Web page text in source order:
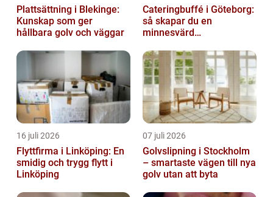
Plattsättning i Blekinge:
Kunskap som ger
hållbara golv och väggar
Cateringbuffé i Göteborg:
så skapar du en
minnesvärd
16 juli 2026
Flyttfirma i Linköping: En
smidig och trygg flytt i
Linköping
07 juli 2026
Golvslipning i Stockholm
– smartaste vägen till nya
golv utan att byta